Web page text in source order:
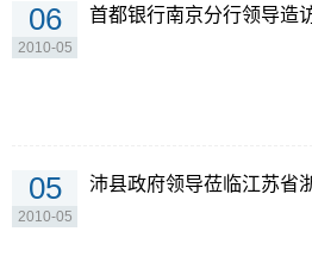
06
2010-05
首都银行南京分行领导造
05
2010-05
沛县政府领导莅临江苏省